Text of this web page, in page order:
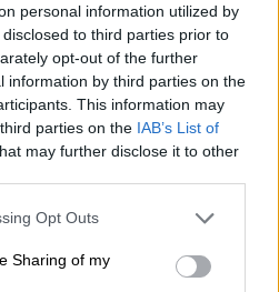
personal information utilized by
to third parties prior to
opt-out of the further
information by third parties on the
This information may
parties on the IAB’s List of
may further disclose it to other
app uses one or more Google
behaviour. You may click to
and its third-party tags to
Opt Outs
Sharing of my
ευρώ σε τρία
το Ιπποκράτειο και